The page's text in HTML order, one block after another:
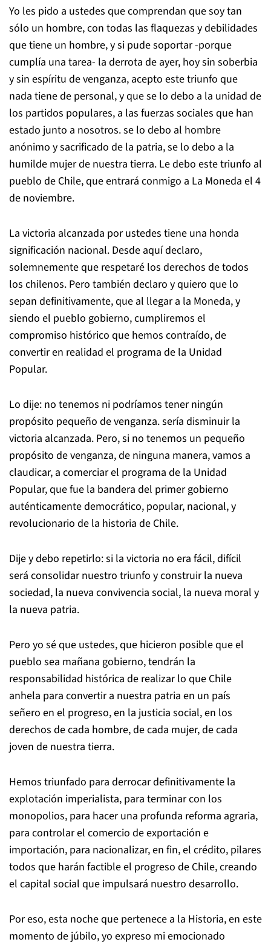
Yo les pido a ustedes que comprendan que soy tan
sólo un hombre, con todas las flaquezas y debilidades
que tiene un hombre, y si pude soportar -porque
cumplía una tarea- la derrota de ayer, hoy sin soberbia
y sin espíritu de venganza, acepto este triunfo que
nada tiene de personal, y que se lo debo a la unidad de
los partidos populares, a las fuerzas sociales que han
estado junto a nosotros. se lo debo al hombre
anónimo y sacrificado de la patria, se lo debo a la
humilde mujer de nuestra tierra. Le debo este triunfo al
pueblo de Chile, que entrará conmigo a La Moneda el 4
de noviembre.
La victoria alcanzada por ustedes tiene una honda
significación nacional. Desde aquí declaro,
solemnemente que respetaré los derechos de todos
los chilenos. Pero también declaro y quiero que lo
sepan definitivamente, que al llegar a la Moneda, y
siendo el pueblo gobierno, cumpliremos el
compromiso histórico que hemos contraído, de
convertir en realidad el programa de la Unidad
Popular.
Lo dije: no tenemos ni podríamos tener ningún
propósito pequeño de venganza. sería disminuir la
victoria alcanzada. Pero, si no tenemos un pequeño
propósito de venganza, de ninguna manera, vamos a
claudicar, a comerciar el programa de la Unidad
Popular, que fue la bandera del primer gobierno
auténticamente democrático, popular, nacional, y
revolucionario de la historia de Chile.
Dije y debo repetirlo: si la victoria no era fácil, difícil
será consolidar nuestro triunfo y construir la nueva
sociedad, la nueva convivencia social, la nueva moral y
la nueva patria.
Pero yo sé que ustedes, que hicieron posible que el
pueblo sea mañana gobierno, tendrán la
responsabilidad histórica de realizar lo que Chile
anhela para convertir a nuestra patria en un país
señero en el progreso, en la justicia social, en los
derechos de cada hombre, de cada mujer, de cada
joven de nuestra tierra.
Hemos triunfado para derrocar definitivamente la
explotación imperialista, para terminar con los
monopolios, para hacer una profunda reforma agraria,
para controlar el comercio de exportación e
importación, para nacionalizar, en fin, el crédito, pilares
todos que harán factible el progreso de Chile, creando
el capital social que impulsará nuestro desarrollo.
Por eso, esta noche que pertenece a la Historia, en este
momento de júbilo, yo expreso mi emocionado